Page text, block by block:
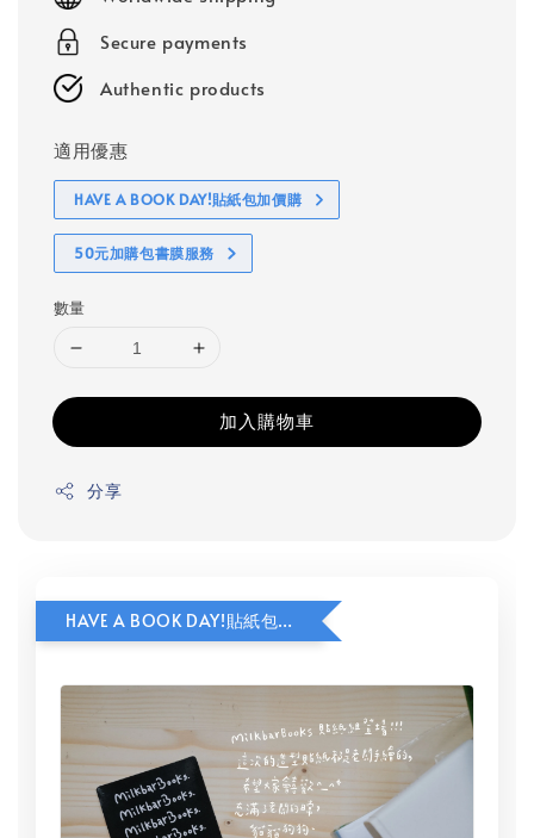
Secure payments
Authentic products
適用優惠
HAVE A BOOK DAY!貼紙包加價購
50元加購包書膜服務
數量
加入購物車
分享
HAVE A BOOK DAY!貼紙包加價購